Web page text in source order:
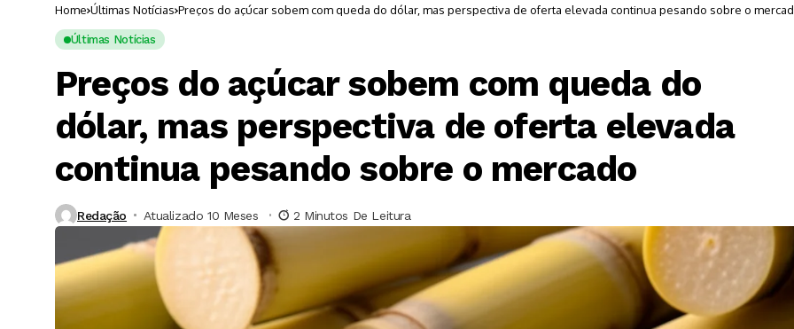
Home Últimas Notícias Preços do açúcar sobem com queda do dólar, mas perspectiva de oferta elevada continua pesando sobre o
Últimas Notícias
Preços do açúcar sobem com queda do
dólar, mas perspectiva de oferta elevada
continua pesando sobre o mercado
Redação Atualizado 10 Meses ⁮ 2 Minutos De Leitura